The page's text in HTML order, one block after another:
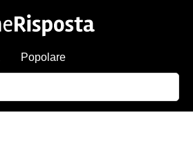
Popolare